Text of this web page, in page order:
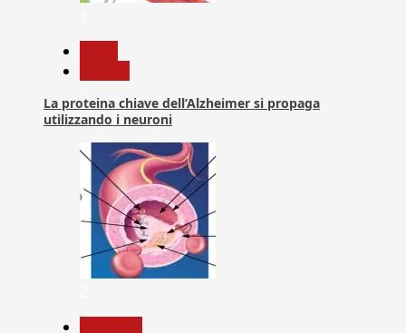
La proteina chiave dell’Alzheimer si propaga
utilizzando i neuroni